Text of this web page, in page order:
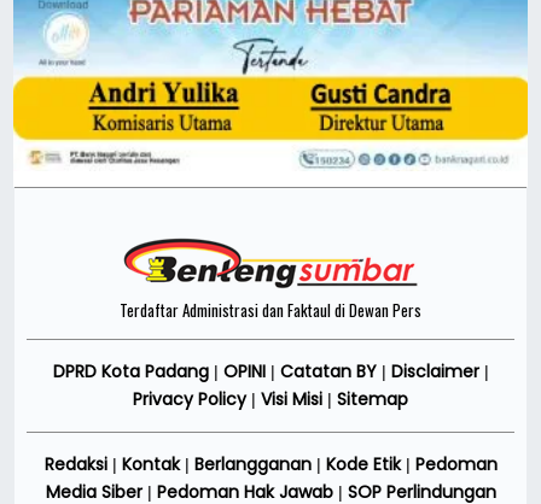
Terdaftar Administrasi dan Faktaul di Dewan Pers
DPRD Kota Padang| OPINI| Catatan BY| Disclaimer|
Privacy Policy| Visi Misi | Sitemap
Redaksi| Kontak| Berlangganan| Kode Etik| Pedoman
Media Siber| Pedoman Hak Jawab| SOP Perlindungan